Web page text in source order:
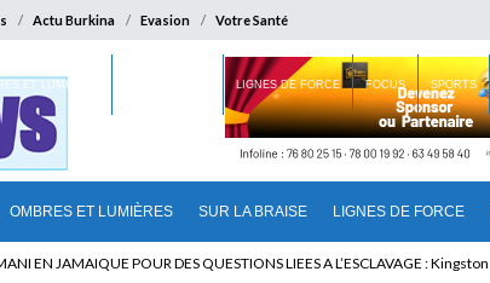
Actu Burkina Evasion Votre Santé
OMBRES ET LUMIÈRES SUR LA BRAISE LIGNES DE FORCE
ET LUMIÈRES LIGNES DE FORCE FOCUS SPORTS
TALON A LA TETE DU SENAT BENINOIS : Quand Patrice quitte le pouvoir